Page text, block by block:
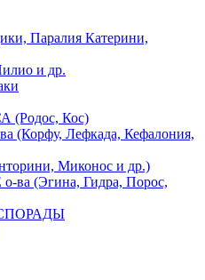
Паралия Катерини,
и др.
(Родос, Кос)
Лефкада, Кефалония,
Миконос и др.)
(Эгина, Гидра, Порос,